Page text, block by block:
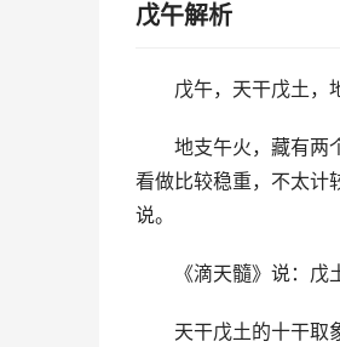
戊午解析
戊午，天干戊土，
地支午火，藏有两
看做比较稳重，不太计
说。
《滴天髓》说：戊
天干戊土的十干取